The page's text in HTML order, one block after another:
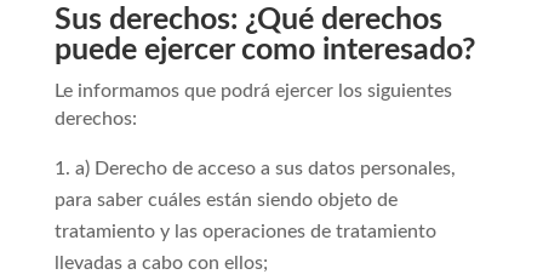
Sus derechos: ¿Qué derechos
puede ejercer como interesado?
Le informamos que podrá ejercer los siguientes
derechos:
a) Derecho de acceso a sus datos personales,
para saber cuáles están siendo objeto de
tratamiento y las operaciones de tratamiento
llevadas a cabo con ellos;